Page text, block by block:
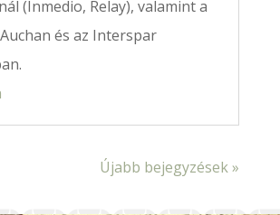
(Inmedio, Relay), valamint a
és az Interspar
Újabb bejegyzések »